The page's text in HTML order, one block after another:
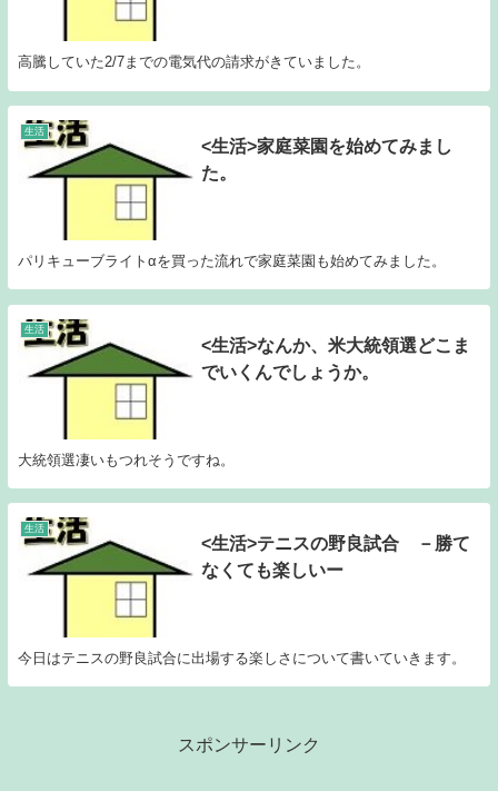
高騰していた2/7までの電気代の請求がきていました。
生活
<生活>家庭菜園を始めてみまし
た。
パリキューブライトαを買った流れで家庭菜園も始めてみました。
生活
<生活>なんか、米大統領選どこま
でいくんでしょうか。
大統領選凄いもつれそうですね。
生活
<生活>テニスの野良試合 －勝て
なくても楽しいー
今日はテニスの野良試合に出場する楽しさについて書いていきます。
スポンサーリンク